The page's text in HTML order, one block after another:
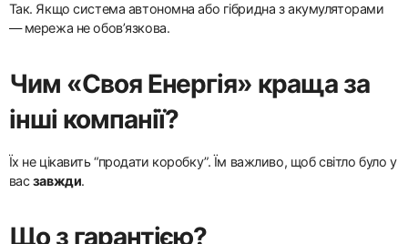
Так. Якщо система автономна або гібридна з акумуляторами
— мережа не обов’язкова.
Чим «Своя Енергія» краща за
інші компанії?
Їх не цікавить “продати коробку”. Їм важливо, щоб світло було у
васзавжди.
Що з гарантією?